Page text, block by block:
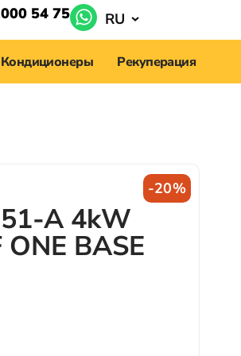
54 75 RU
Кондиционеры Рекуперация
-20%
A 4kW
BASE